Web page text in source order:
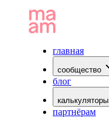
главная
сообщество
блог
калькуляторы
партнёрам